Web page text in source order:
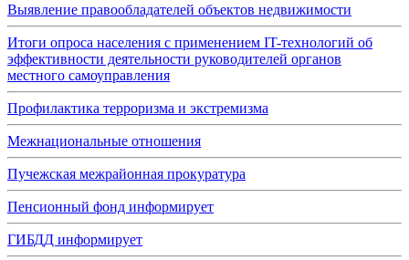
Выявление правообладателей объектов недвижимости
Итоги опроса населения с применением IT-технологий об
эффективности деятельности руководителей органов
местного самоуправления
Профилактика терроризма и экстремизма
Межнациональные отношения
Пучежская межрайонная прокуратура
Пенсионный фонд информирует
ГИБДД информирует